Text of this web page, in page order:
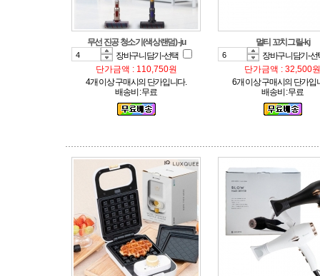
무선 진공 청소기(색상랜덤) -ju
장바구니담기-선택
단가금액 : 110,750원
4개 이상 구매시의 단가입니다.
배송비 : 무료
멀티 꼬치그릴-kj
장바구니담기-
단가금액 : 32,500원
6개 이상 구매시의 단가입
배송비 : 무료